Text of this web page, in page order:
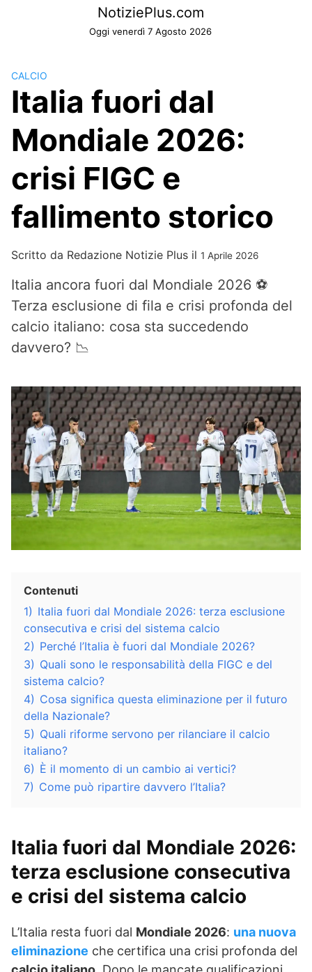
NotiziePlus.com
Oggi venerdì 7 Agosto 2026
CALCIO
Italia fuori dal
Mondiale 2026:
crisi FIGC e
fallimento storico
Scritto da Redazione Notizie Plus il 1 Aprile 2026
Italia ancora fuori dal Mondiale 2026 ⚽
Terza esclusione di fila e crisi profonda del
calcio italiano: cosa sta succedendo
davvero? 📉
Contenuti
1) Italia fuori dal Mondiale 2026: terza esclusione
consecutiva e crisi del sistema calcio
2) Perché l’Italia è fuori dal Mondiale 2026?
3) Quali sono le responsabilità della FIGC e del
sistema calcio?
4) Cosa significa questa eliminazione per il futuro
della Nazionale?
5) Quali riforme servono per rilanciare il calcio
italiano?
6) È il momento di un cambio ai vertici?
7) Come può ripartire davvero l’Italia?
Italia fuori dal Mondiale 2026:
terza esclusione consecutiva
e crisi del sistema calcio
L’Italia resta fuori dal Mondiale 2026: una nuova
eliminazione che certifica una crisi profonda del